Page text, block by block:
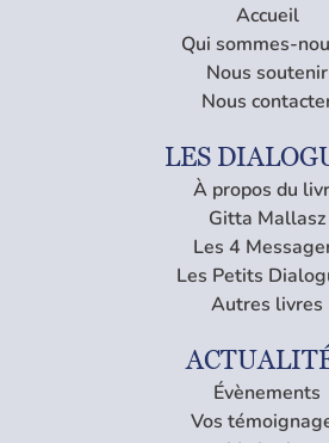
Accueil
Qui sommes-
Nous soutenir
Nous
LES
À propos du
Gitta Mallasz
Les 4
Les Petits
Autres livres
Évènements
Vos